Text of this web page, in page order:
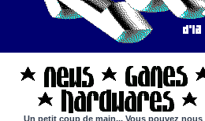
Un petit coup de main... Vous pouvez